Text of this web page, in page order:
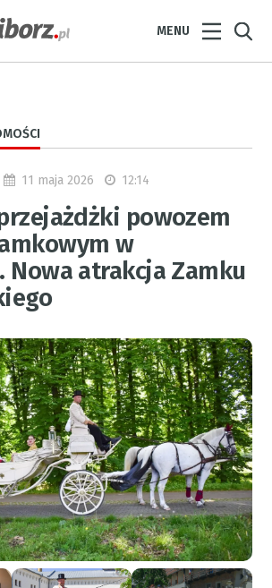
MENU
11 maja 2026 12:14
powozem
w
Nowa atrakcja Zamku